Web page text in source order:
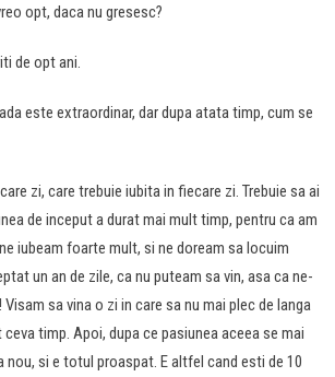
opt, daca nu gresesc?
de opt ani.
este extraordinar, dar dupa atata timp, cum se
zi, care trebuie iubita in fiecare zi. Trebuie sa ai
de inceput a durat mai mult timp, pentru ca am
iubeam foarte mult, si ne doream sa locuim
un an de zile, ca nu puteam sa vin, asa ca ne-
sa vina o zi in care sa nu mai plec de langa
timp. Apoi, dupa ce pasiunea aceea se mai
si e totul proaspat. E altfel cand esti de 10